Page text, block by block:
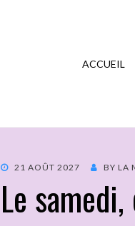
ACCUEIL
21 AOÛT 2027 BY LA
Le